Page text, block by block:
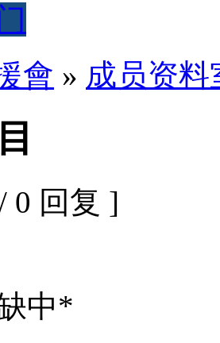
會 » 成员资料
0 回复 ]
中*